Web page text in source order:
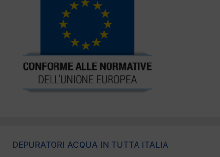
DEPURATORI ACQUA IN TUTTA ITALIA